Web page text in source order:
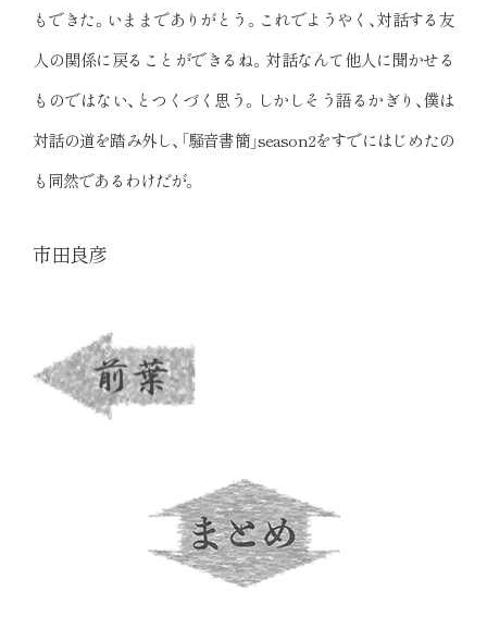
もできた。いままでありがとう。これでようやく、対話する友
人の関係に戻ることができるね。対話なんて他人に聞かせる
ものではない、とつくづく思う。しかしそう語るかぎり、僕は
対話の道を踏み外し、「騒音書簡」season2をすでにはじめたの
も同然であるわけだが。
市田良彦